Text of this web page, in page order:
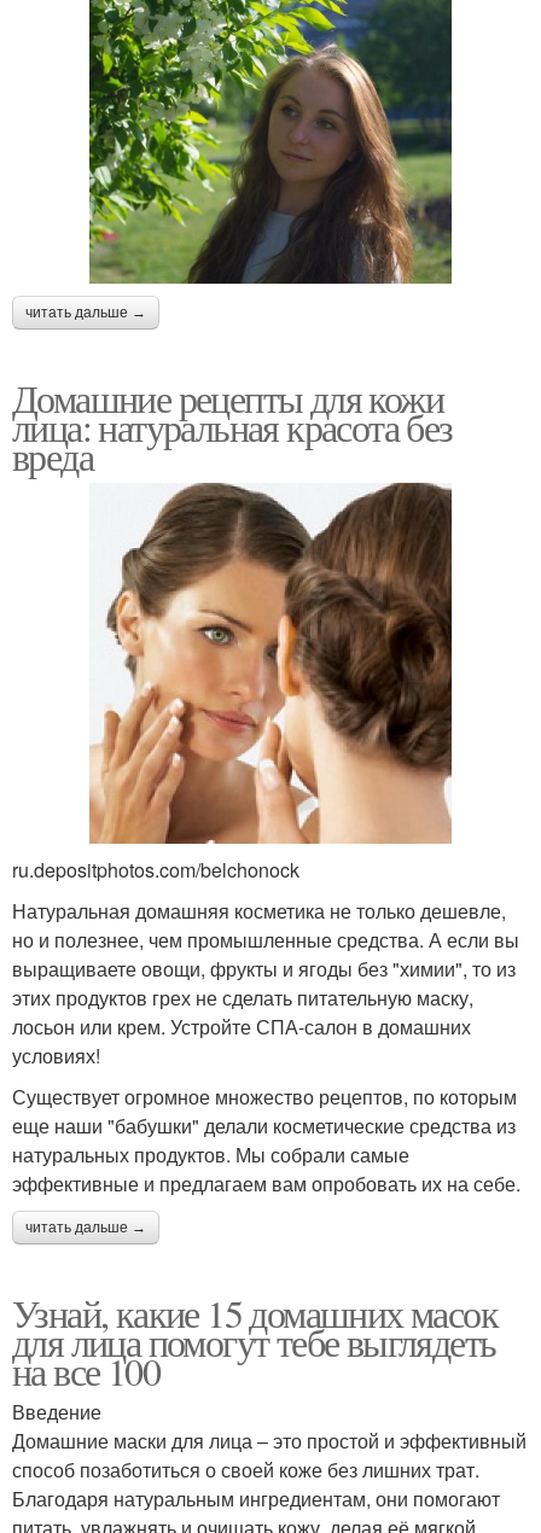
читать дальше →
Домашние рецепты для кожи
лица: натуральная красота без
вреда
ru.depositphotos.com/belchonock
Натуральная домашняя косметика не только дешевле,
но и полезнее, чем промышленные средства. А если вы
выращиваете овощи, фрукты и ягоды без "химии", то из
этих продуктов грех не сделать питательную маску,
лосьон или крем. Устройте СПА-салон в домашних
условиях!
Существует огромное множество рецептов, по которым
еще наши "бабушки" делали косметические средства из
натуральных продуктов. Мы собрали самые
эффективные и предлагаем вам опробовать их на себе.
читать дальше →
Узнай, какие 15 домашних масок
для лица помогут тебе выглядеть
на все 100
Введение
Домашние маски для лица – это простой и эффективный
способ позаботиться о своей коже без лишних трат.
Благодаря натуральным ингредиентам, они помогают
питать, увлажнять и очищать кожу, делая её мягкой,